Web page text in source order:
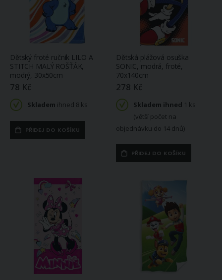
Dětský froté ručník LILO A
STITCH MALÝ ROŠŤÁK,
modrý, 30x50cm
78 Kč
Skladem ihned 8 ks
PŘIDEJ DO KOŠÍKU
Dětská plážová osuška
SONIC, modrá, froté,
70x140cm
278 Kč
Skladem ihned 1 ks
(větší počet na
objednávku do 14 dnů)
PŘIDEJ DO KOŠÍKU